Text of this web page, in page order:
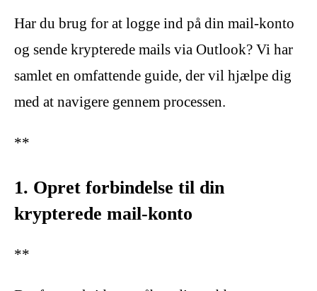
Har du brug for at logge ind på din mail-konto
og sende krypterede mails via Outlook? Vi har
samlet en omfattende guide, der vil hjælpe dig
med at navigere gennem processen.
**
1. Opret forbindelse til din
krypterede mail-konto
**